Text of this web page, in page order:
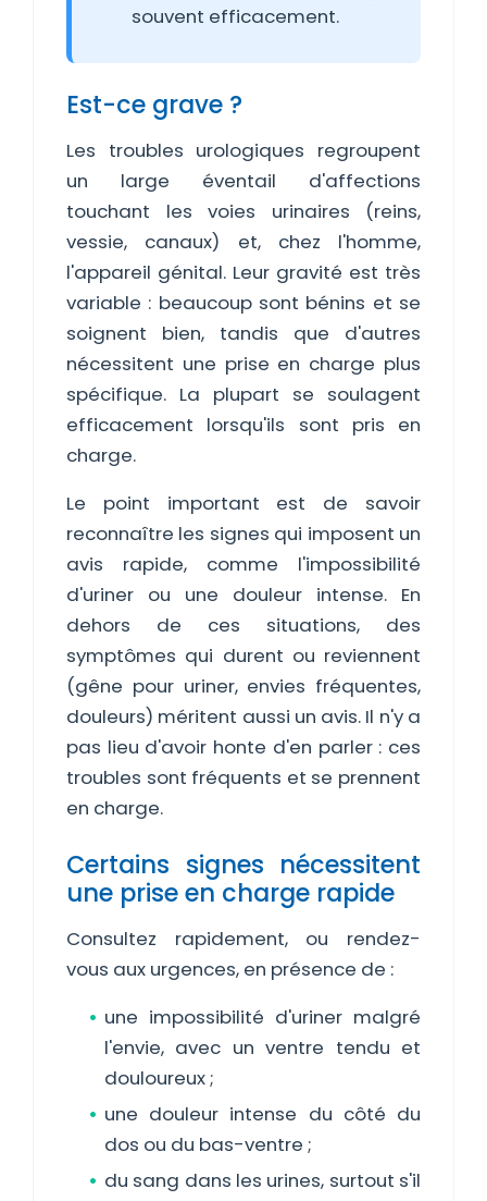
souvent efficacement.
Est-ce grave ?
Les troubles urologiques regroupent
un large éventail d'affections
touchant les voies urinaires (reins,
vessie, canaux) et, chez l'homme,
l'appareil génital. Leur gravité est très
variable : beaucoup sont bénins et se
soignent bien, tandis que d'autres
nécessitent une prise en charge plus
spécifique. La plupart se soulagent
efficacement lorsqu'ils sont pris en
charge.
Le point important est de savoir
reconnaître les signes qui imposent un
avis rapide, comme l'impossibilité
d'uriner ou une douleur intense. En
dehors de ces situations, des
symptômes qui durent ou reviennent
(gêne pour uriner, envies fréquentes,
douleurs) méritent aussi un avis. Il n'y a
pas lieu d'avoir honte d'en parler : ces
troubles sont fréquents et se prennent
en charge.
Certains signes nécessitent
une prise en charge rapide
Consultez rapidement, ou rendez-
vous aux urgences, en présence de :
une impossibilité d'uriner malgré
l'envie, avec un ventre tendu et
douloureux ;
une douleur intense du côté du
dos ou du bas-ventre ;
du sang dans les urines, surtout s'il